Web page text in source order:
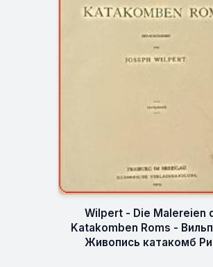
Wilpert - Die Malereien
Katakomben Roms -
Живопись катакомб